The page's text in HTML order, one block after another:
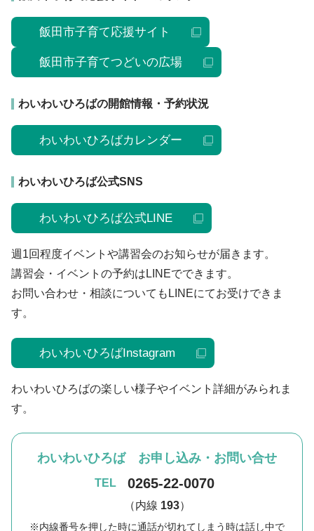
飯田市子育て応援サイト
飯田市子育てつどいの広場
わいわいひろばの開館情報・予約状況
わいわいひろばカレンダー
わいわいひろば公式SNS
わいわいひろば公式LINE
週1回程度イベントや講習会のお知らせが届きます。
講習会・イベントの予約はLINEでできます。
お問い合わせ・相談についてもLINEにてお受けできま
す。
わいわいひろばInstagram
わいわいひろばの楽しい様子やイベント詳細がみられま
す。
わいわいひろば お申し込み・お問い合せ
TEL 0265-22-0070
（内線 193）
内線番号を押した時に通話が切れてしまう時は話し中で